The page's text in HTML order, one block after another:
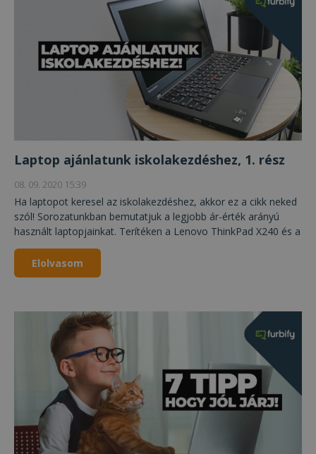
Laptop ajánlatunk iskolakezdéshez, 1. rész
08. 09. 2020 15:39
Ha laptopot keresel az iskolakezdéshez, akkor ez a cikk neked
szól! Sorozatunkban bemutatjuk a legjobb ár-érték arányú
használt laptopjainkat. Terítéken a Lenovo ThinkPad X240 és a
Toshiba Tecra R950 laptopok. Olvass tovább...
Elolvasom